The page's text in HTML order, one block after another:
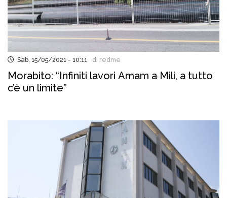
Sab, 15/05/2021 - 10:11 di redme
Morabito: “Infiniti lavori Amam a Mili, a tutto
c’è un limite”